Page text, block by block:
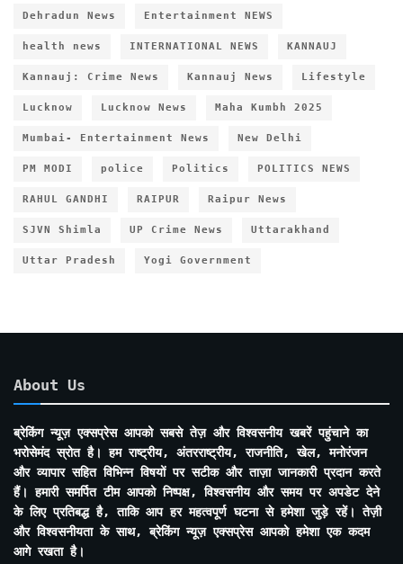
Dehradun News Entertainment NEWS
health news INTERNATIONAL NEWS KANNAUJ
Kannauj: Crime News Kannauj News Lifestyle
Lucknow Lucknow News Maha Kumbh 2025
Mumbai- Entertainment News New Delhi
PM MODI police Politics POLITICS NEWS
RAHUL GANDHI RAIPUR Raipur News
SJVN Shimla UP Crime News Uttarakhand
Uttar Pradesh Yogi Government
About Us
ब्रेकिंग न्यूज़ एक्सप्रेस आपको सबसे तेज़ और विश्वसनीय खबरें पहुंचाने का
भरोसेमंद स्रोत है। हम राष्ट्रीय, अंतरराष्ट्रीय, राजनीति, खेल, मनोरंजन
और व्यापार सहित विभिन्न विषयों पर सटीक और ताज़ा जानकारी प्रदान करते
हैं। हमारी समर्पित टीम आपको निष्पक्ष, विश्वसनीय और समय पर अपडेट देने
के लिए प्रतिबद्ध है, ताकि आप हर महत्वपूर्ण घटना से हमेशा जुड़े रहें। तेज़ी
और विश्वसनीयता के साथ, ब्रेकिंग न्यूज़ एक्सप्रेस आपको हमेशा एक कदम
आगे रखता है।